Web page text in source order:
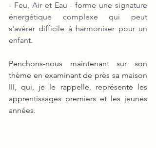
- Feu, Air et Eau - forme une signature
énergétique complexe qui peut
s'avérer difficile à harmoniser pour un
enfant.
Penchons-nous maintenant sur son
thème en examinant de près sa maison
III, qui, je le rappelle, représente les
apprentissages premiers et les jeunes
années.